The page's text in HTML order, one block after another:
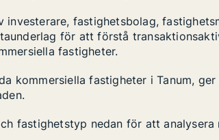
investerare, fastighetsbolag,
för att förstå
fastigheter.
kommersiella fastigheter i Tanum,
fastighetstyp nedan för att analysera